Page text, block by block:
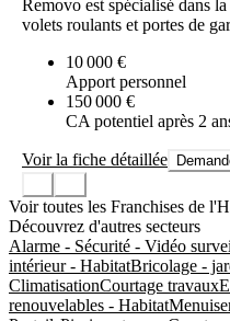
Removo est spécialisé dans
volets roulants et portes de
10 000 €
Apport personnel
150 000 €
CA potentiel après 2
Voir la fiche détaillée
Voir toutes les Franchises de
Découvrez d'autres secteurs
Alarme - Sécurité - Vidéo
intérieur - HabitatBricolage -
ClimatisationCourtage travaux
renouvelables - Habitat